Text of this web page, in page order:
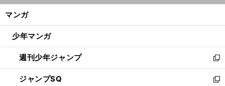
ン
ウ
開
く
マンガ
少年マンガ
週刊少年ジャンプ
新
し
い
ジャンプSQ
新